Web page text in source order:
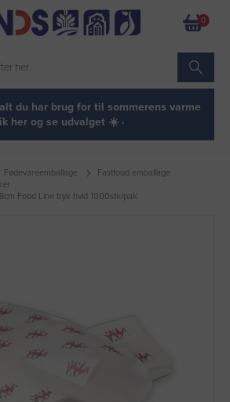
0
du har brug for til sommerens varme
her og se udvalget ☀️ ·
Fødevareemballage
Fastfood emballage
Food Line tryk hvid 1000stk/pak